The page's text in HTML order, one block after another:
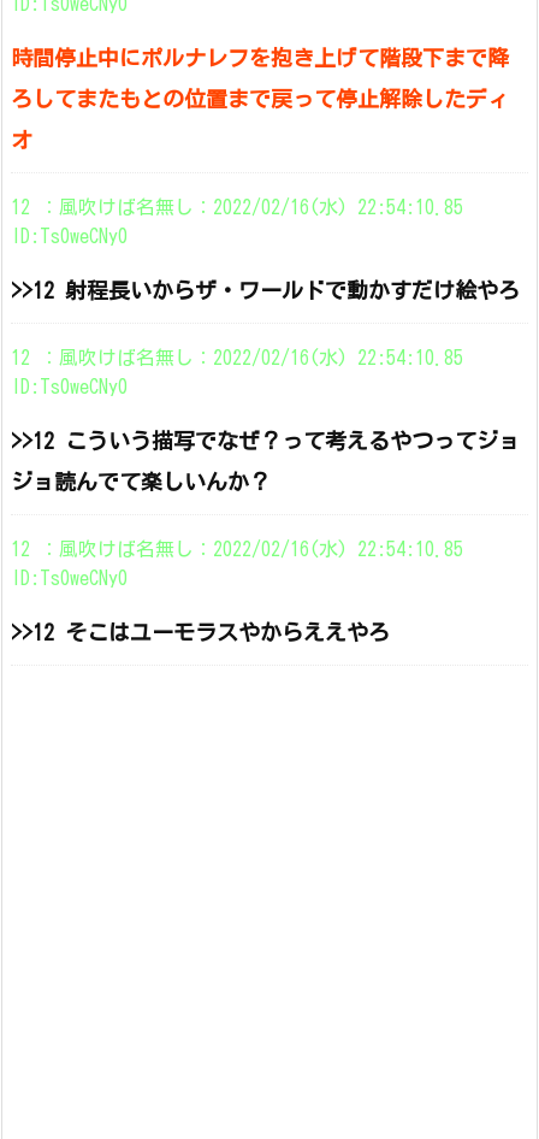
時間停止中にポルナレフを抱き上げて階段下まで降
ろしてまたもとの位置まで戻って停止解除したディ
オ
12 ：風吹けば名無し：2022/02/16(水) 22:54:10.85
ID:Ts0weCNy0
>>12 射程長いからザ・ワールドで動かすだけ絵やろ
12 ：風吹けば名無し：2022/02/16(水) 22:54:10.85
ID:Ts0weCNy0
>>12 こういう描写でなぜ？って考えるやつってジョ
ジョ読んでて楽しいんか？
12 ：風吹けば名無し：2022/02/16(水) 22:54:10.85
ID:Ts0weCNy0
>>12 そこはユーモラスやからええやろ